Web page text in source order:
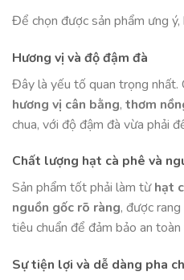
Để chọn được sản phẩm ưng
Hương vị và độ đậm đà
Đây là yếu tố quan trọng nhất.
hương vị cân bằng, thơm
chua, với độ đậm đà vừa phải
Chất lượng hạt cà phê và
Sản phẩm tốt phải làm từhạt
nguồn gốc rõ ràng, được
tiêu chuẩn để đảm bảo an
Sự tiện lợi và dễ dàng pha